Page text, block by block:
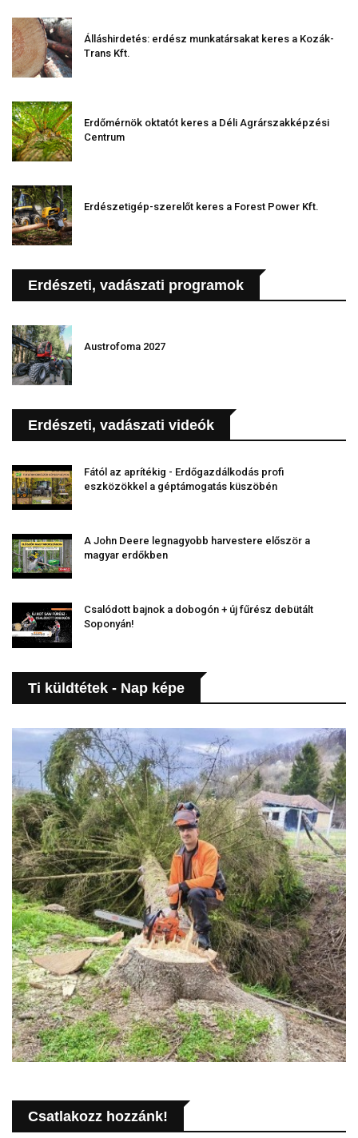
Álláshirdetés: erdész munkatársakat keres a Kozák-
Trans Kft.
Erdőmérnök oktatót keres a Déli Agrárszakképzési
Centrum
Erdészetigép-szerelőt keres a Forest Power Kft.
Erdészeti, vadászati programok
Austrofoma 2027
Erdészeti, vadászati videók
Fától az aprítékig - Erdőgazdálkodás profi
eszközökkel a géptámogatás küszöbén
A John Deere legnagyobb harvestere először a
magyar erdőkben
Csalódott bajnok a dobogón + új fűrész debütált
Soponyán!
Ti küldtétek - Nap képe
Csatlakozz hozzánk!